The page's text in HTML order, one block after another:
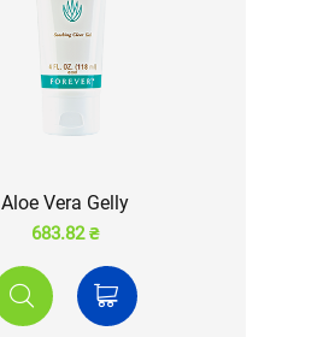
Aloe Vera Gelly
683.82 ₴